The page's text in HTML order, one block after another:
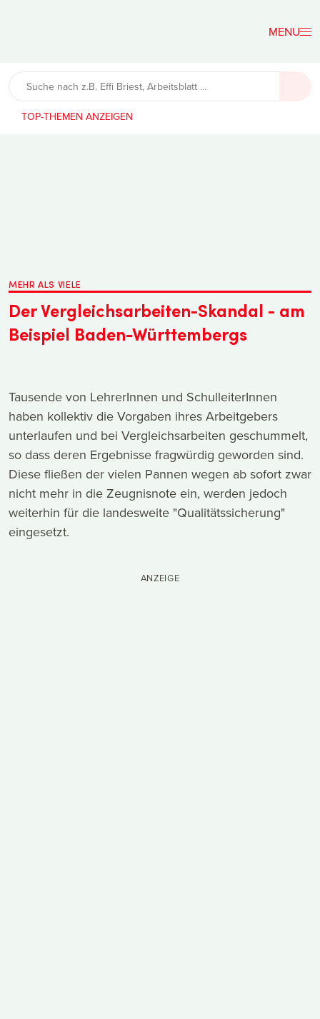
Lehrerfreund
TOP-THEMEN
MEHR ALS VIELE
Der Vergleichsarbeiten-Skandal - am
Beispiel Baden-Württembergs
Tausende von LehrerInnen und SchulleiterInnen
haben kollektiv die Vorgaben ihres Arbeitgebers
unterlaufen und bei Vergleichsarbeiten geschummelt,
so dass deren Ergebnisse fragwürdig geworden sind.
Diese fließen der vielen Pannen wegen ab sofort zwar
nicht mehr in die Zeugnisnote ein, werden jedoch
weiterhin für die landesweite "Qualitätssicherung"
eingesetzt.
ANZEIGE